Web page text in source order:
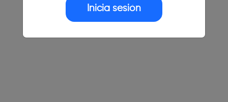
Inicia sesión